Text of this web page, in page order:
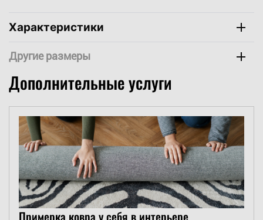
Характеристики
Компаньоны
Дополнительные услуги